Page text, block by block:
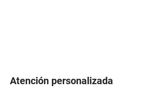
Atención personalizada